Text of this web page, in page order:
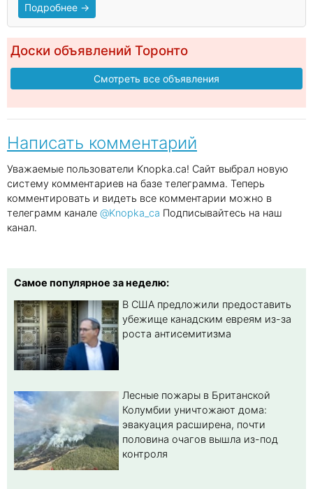
Подробнее →
Доски объявлений Торонто
Смотреть все объявления
Написать комментарий
Уважаемые пользователи Knopka.ca! Сайт выбрал новую
систему комментариев на базе телеграмма. Теперь
комментировать и видеть все комментарии можно в
телеграмм канале @Knopka_ca Подписывайтесь на наш
канал.
Самое популярное за неделю:
В США предложили предоставить
убежище канадским евреям из-за
роста антисемитизма
Лесные пожары в Британской
Колумбии уничтожают дома:
эвакуация расширена, почти
половина очагов вышла из-под
контроля